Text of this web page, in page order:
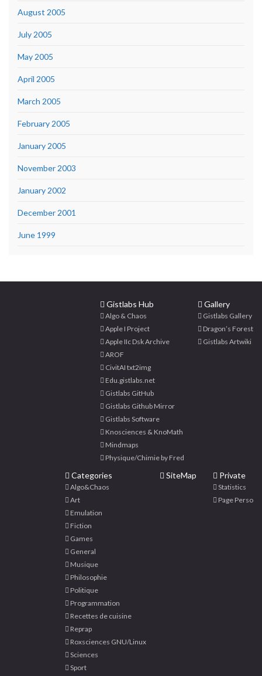
August 2005
July 2005
May 2005
April 2005
March 2005
February 2005
January 2005
November 2003
January 2002
December 2001
June 1999
Gistlabs Hub
Algo & Chaos
Apple I Project
Apple IIc Dsk Archive
AROF
CivitAI txt2img
Edu.gistlabs.net
Gistlabs GitHub
Gistlabs Github Mirror
Gistlabs Software
Knosciences & KnoMath
Mindmaps
Physique/Chimie by Fred
Gallery
Gistlabs Gallery
Dragon’s Forest
Gistlabs Artwiki
Categories
Algo&Chaos
Art
Emulation
Fiction
Games
General
Musique
Philosophie
Politique
Programmation
Recettes de cuisine
Reprap
Roxsciences GNU/Linux
Sciences
Sport
SiteMap Private
Statistics
Page Perso